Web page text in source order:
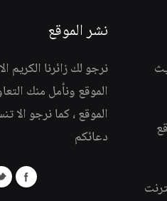
نشر الموقع
نرجو لك زائرنا الكريم
الموقع ونأمل منك
الموقع ، كما نرجو الا
دعائكم